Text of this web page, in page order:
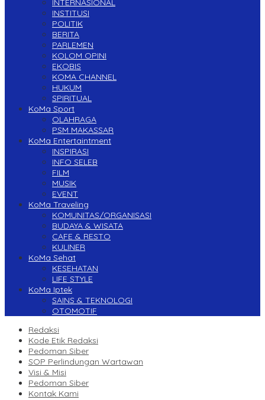
INTERNASIONAL
INSTITUSI
POLITIK
BERITA
PARLEMEN
KOLOM OPINI
EKOBIS
KOMA CHANNEL
HUKUM
SPIRITUAL
KoMa Sport
OLAHRAGA
PSM MAKASSAR
KoMa Entertaintment
INSPIRASI
INFO SELEB
FILM
MUSIK
EVENT
KoMa Traveling
KOMUNITAS/ORGANISASI
BUDAYA & WISATA
CAFE & RESTO
KULINER
KoMa Sehat
KESEHATAN
LIFE STYLE
KoMa Iptek
SAINS & TEKNOLOGI
OTOMOTIF
Redaksi
Kode Etik Redaksi
Pedoman Siber
SOP Perlindungan Wartawan
Visi & Misi
Pedoman Siber
Kontak Kami